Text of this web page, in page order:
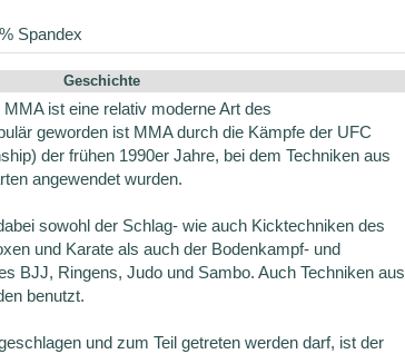
Spandex
Geschichte
ist eine relativ moderne Art des
geworden ist MMA durch die Kämpfe der UFC
der frühen 1990er Jahre, bei dem Techniken aus
angewendet wurden.
sowohl der Schlag- wie auch Kicktechniken des
und Karate als auch der Bodenkampf- und
BJJ, Ringens, Judo und Sambo. Auch Techniken aus
benutzt.
und zum Teil getreten werden darf, ist der